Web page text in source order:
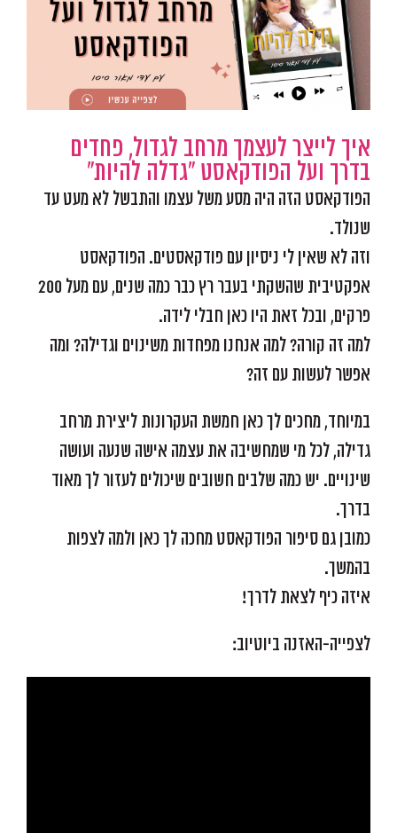
איך לייצר לעצמך מרחב לגדול, פחדים
בדרך ועל הפודקאסט "גדלה להיות"
הפודקאסט הזה היה מסע משל עצמו והתבשל לא מעט עד
שנולד.
וזה לא שאין לי ניסיון עם פודקאסטים. הפודקאסט
אפקטיבית שהשקתי בעבר רץ כבר כמה שנים, עם מעל 200
פרקים, ובכל זאת היו כאן חבלי לידה.
למה זה קורה? למה אנחנו מפחדות משינוים וגדילה? ומה
אפשר לעשות עם זה?
במיוחד, מחכים לך כאן חמשת העקרונות ליצירת מרחב
גדילה, לכל מי שמחשיבה את עצמה אישה שנעה ועושה
שינויים. יש כמה שלבים חשובים שיכולים לעזור לך מאוד
בדרך.
כמובן גם סיפור הפודקאסט מחכה לך כאן ולמה לצפות
בהמשך.
איזה כיף לצאת לדרך!
לצפייה-האזנה ביוטיוב: